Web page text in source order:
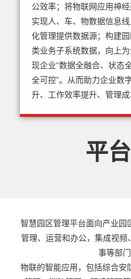
公效率；将物联网应用神
实现人、车、物数据信息
化管理提供数据源；构建
类业务子系统数据，向上
现企业“数据全融合、状态
全可控”。从而助力企业数
升、工作效率提升、管理成
平
智慧园区管理平台面向产业园
管理、运营和办公，集成视频
事等部
物联的智能应用，包括综合安